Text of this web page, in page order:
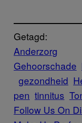
Getagd:
Anderzorg
Gehoorschade
gezondheid
pen tinnitus
Follow Us On